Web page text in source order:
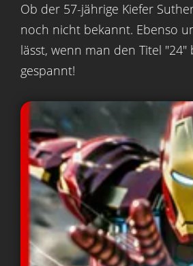
Ob der 57-jährige Kiefer
noch nicht bekannt. Ebenso
lässt, wenn man den Titel
gespannt!